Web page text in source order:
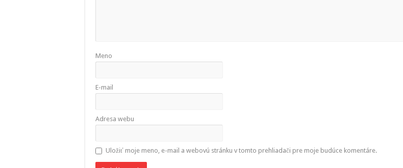
Meno
E-mail
Adresa webu
Uložiť moje meno, e-mail a webovú stránku v tomto prehliadači pre moje budúce komentáre.